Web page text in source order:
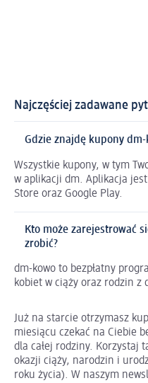
Najczęściej zadawane
Gdzie znajdę kupony dm-
Wszystkie kupony, w tym
w aplikacji dm. Aplikacja
Store oraz Google Play.
Kto może zarejestrować
zrobić?
dm-kowo to bezpłatny
kobiet w ciąży oraz rodzin z
Już na starcie otrzymasz
miesiącu czekać na Ciebie
dla całej rodziny. Korzystaj
okazji ciąży, narodzin i
roku życia). W naszym